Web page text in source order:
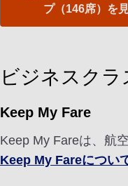
プ（146席）を
ビジネスク
Keep My Fare
Keep My Fareは、航
Keep My Fareについ